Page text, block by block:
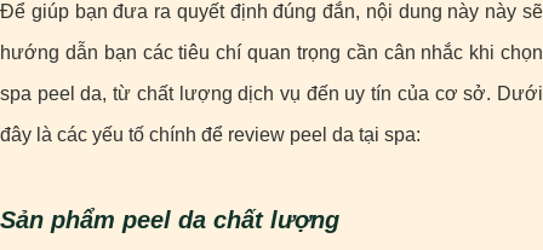
Để giúp bạn đưa ra quyết định đúng đắn, nội dung này này sẽ
hướng dẫn bạn các tiêu chí quan trọng cần cân nhắc khi chọn
spa peel da, từ chất lượng dịch vụ đến uy tín của cơ sở. Dưới
đây là các yếu tố chính để review peel da tại spa:
Sản phẩm peel da chất lượng